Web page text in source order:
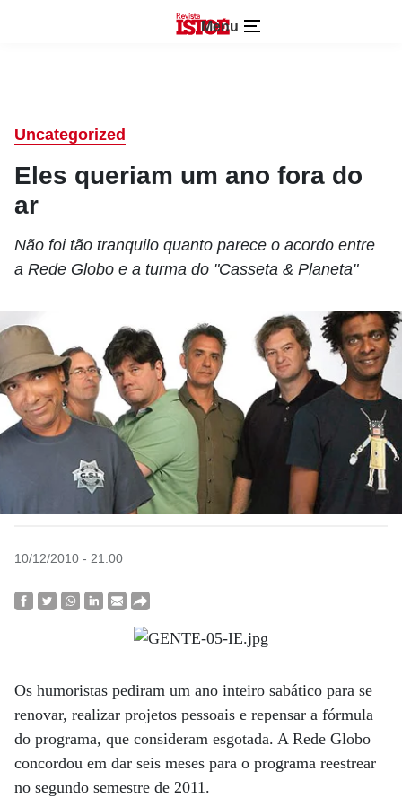
Menu
Uncategorized
Eles queriam um ano fora do
ar
Não foi tão tranquilo quanto parece o acordo entre
a Rede Globo e a turma do "Casseta & Planeta"
10/12/2010 - 21:00
Os humoristas pediram um ano inteiro sabático para se
renovar, realizar projetos pessoais e repensar a fórmula
do programa, que consideram esgotada. A Rede Globo
concordou em dar seis meses para o programa reestrear
no segundo semestre de 2011.